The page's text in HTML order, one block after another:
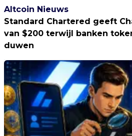
Altcoin Nieuws
Standard Chartered geeft
van $200 terwijl banken
duwen